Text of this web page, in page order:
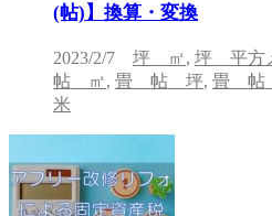
(帖)】換算・変換
2023/2/7 坪 ㎡, 坪 平方
帖 ㎡, 畳 帖 坪, 畳 帖
米